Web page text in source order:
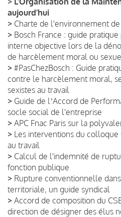
aujourd’hui
> Charte de l'environnement
> Bosch France : guide
interne objective lors de la
de harcèlement moral ou
> #PasChezBosch : Guide
contre le harcèlement moral,
sexistes au travail
> Guide de lʼAccord de
socle social de l'entreprise
> APC Fnac Paris sur la
> Les interventions du
au travail
> Calcul de l'indemnité de
fonction publique
> Rupture conventionnelle
territoriale, un guide syndical
> Accord de composition du
direction de désigner des élus